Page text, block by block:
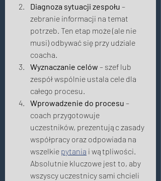
Diagnoza sytuacji zespołu –
zebranie informacji na temat
potrzeb. Ten etap może (ale nie
musi) odbywać się przy udziale
coacha.
Wyznaczanie celów – szef lub
zespół wspólnie ustala cele dla
całego procesu.
Wprowadzenie do procesu –
coach przygotowuje
uczestników, prezentując zasady
współpracy oraz odpowiada na
wszelkie pytania i wątpliwości.
Absolutnie kluczowe jest to, aby
wszyscy uczestnicy sami chcieli